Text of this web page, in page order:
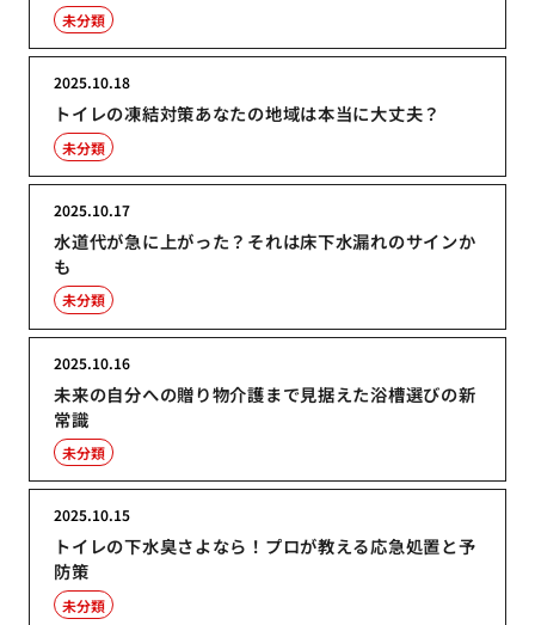
未分類
トイレの凍結対策あなたの地域は本当に大丈夫？
2025.10.18
未分類
水道代が急に上がった？それは床下水漏れのサインか
も
2025.10.17
未分類
未来の自分への贈り物介護まで見据えた浴槽選びの新
常識
2025.10.16
未分類
トイレの下水臭さよなら！プロが教える応急処置と予
防策
2025.10.15
未分類